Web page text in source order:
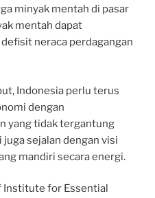
minyak mentah di pasar
mentah dapat
neraca perdagangan
Indonesia perlu terus
dengan
yang tidak tergantung
juga sejalan dengan visi
mandiri secara energi.
for Essential